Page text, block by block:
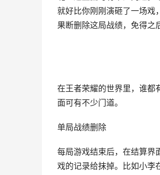
就好比你刚刚演砸了一场戏
果断删除这局战绩，免得之
在王者荣耀的世界里，谁都
面可有不少门道。
单局战绩删除
每局游戏结束后，在结算界
戏的记录给抹掉。比如小李